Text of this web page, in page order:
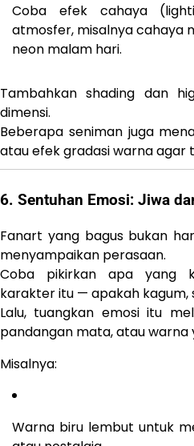
Coba efek cahaya
atmosfer, misalnya cahaya
neon malam hari.
Tambahkan shading dan
dimensi.
Beberapa seniman juga
atau efek gradasi warna agar
6. Sentuhan Emosi: Jiwa
Fanart yang bagus bukan
menyampaikan perasaan.
Coba pikirkan apa yang
karakter itu — apakah kagum,
Lalu, tuangkan emosi itu
pandangan mata, atau warna
Misalnya:
Warna biru lembut untuk